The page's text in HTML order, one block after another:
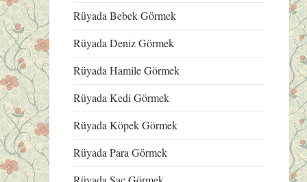
Rüyada Bebek Görmek
Rüyada Deniz Görmek
Rüyada Hamile Görmek
Rüyada Kedi Görmek
Rüyada Köpek Görmek
Rüyada Para Görmek